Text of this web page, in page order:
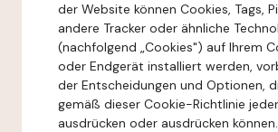
der Website können Cookies, Tags,
andere Tracker oder ähnliche
(nachfolgend „Cookies") auf Ihrem
oder Endgerät installiert werden,
der Entscheidungen und Optionen,
gemäß dieser Cookie-Richtlinie
ausdrücken oder ausdrücken